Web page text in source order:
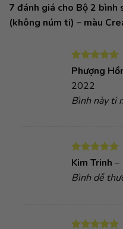
7 đánh giá cho Bộ 2 bình
(không núm ti) – màu
Được xếp
hạng
5
sao
Phượng
2022
Bình này ti
Được xếp
sao
Kim Trinh –
Bình dễ